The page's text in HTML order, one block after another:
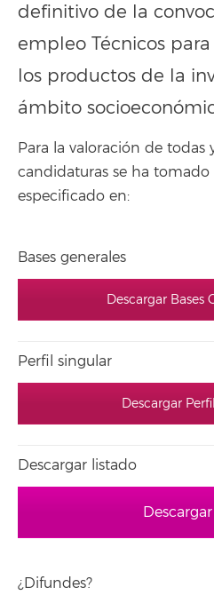
definitivo de la
empleo Técnicos
los productos de la
ámbito
Para la valoración de todas
candidaturas se ha
especificado en:
Bases generales
Descargar Bases
Perfil singular
Descargar
Descargar listado
¿Difundes?